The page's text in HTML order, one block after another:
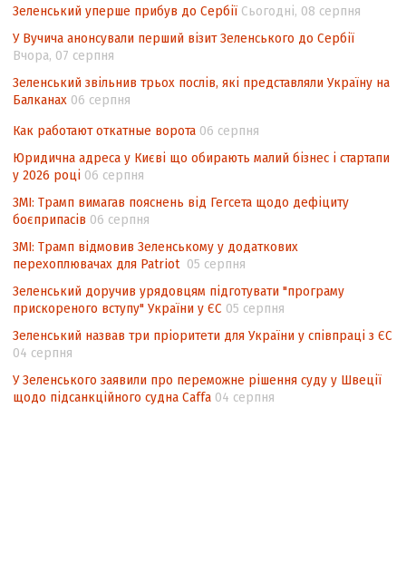
Угоди про торговельні аспекти прав
інтелектуальної власності (TRIPS) у
контексті євроінтеграції
Аналіз виборчого законодавства щодо
невизначеності механізму повторного
Інформаційна безпека суспільства
Зеленський уперше прибув до Сербії Сьогодні, 08 серпня
У Вучича анонсували перший візит Зеленського до Сербії
Вчора, 07 серпня
Зеленський звільнив трьох послів, які представляли Україну на
Балканах 06 серпня
Как работают откатные ворота 06 серпня
Юридична адреса у Києві що обирають малий бізнес і стартапи
у 2026 році 06 серпня
ЗМІ: Трамп вимагав пояснень від Гегсета щодо дефіциту
боєприпасів 06 серпня
ЗМІ: Трамп відмовив Зеленському у додаткових
перехоплювачах для Patriot 05 серпня
Зеленський доручив урядовцям підготувати "програму
прискореного вступу" України у ЄС 05 серпня
Зеленський назвав три пріоритети для України у співпраці з ЄС
04 серпня
У Зеленського заявили про переможне рішення суду у Швеції
щодо підсанкційного судна Caffa 04 серпня